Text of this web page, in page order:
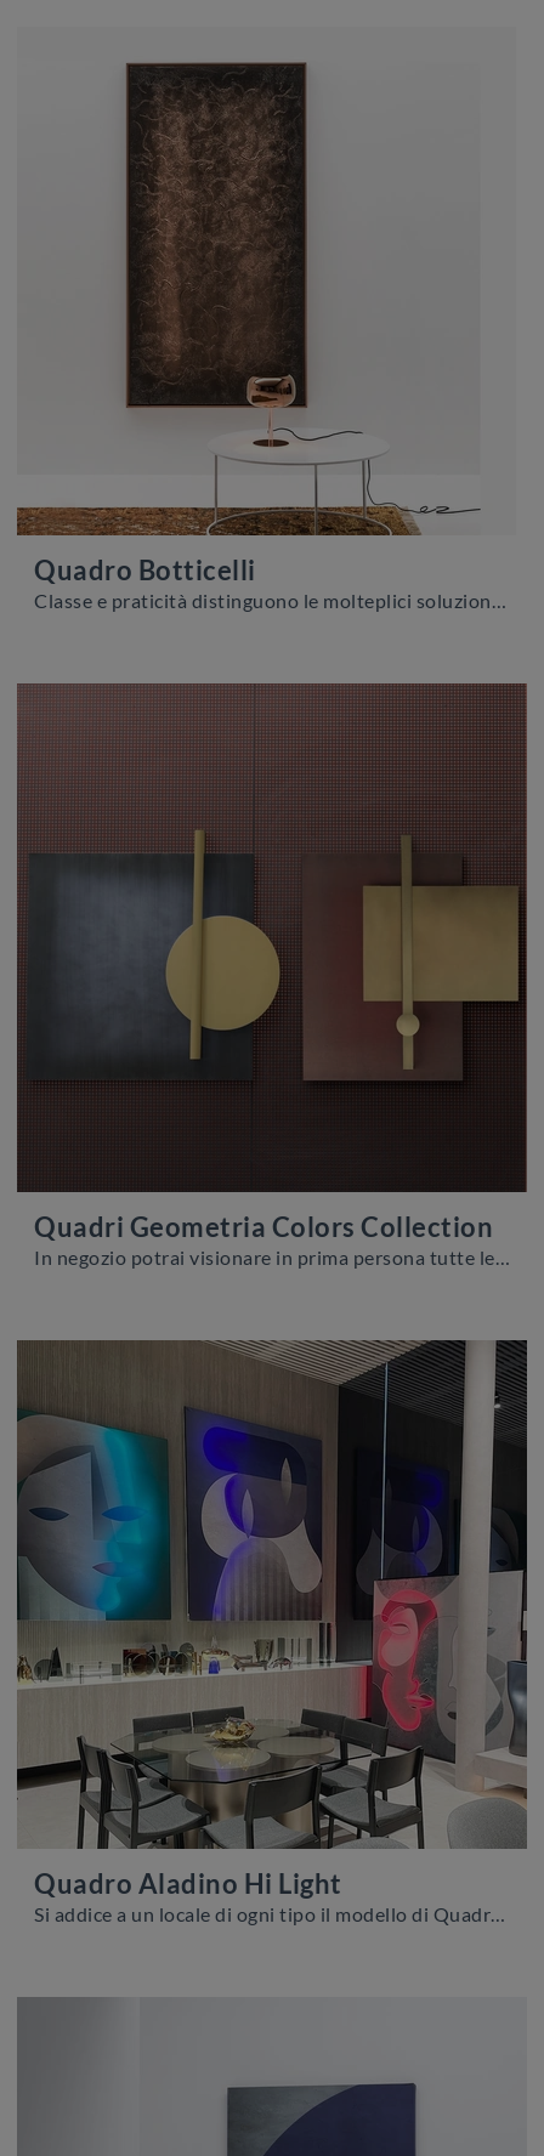
Quadro Botticelli
Classe e praticità distinguono le molteplici soluzioni della marca, tra cui questa soluzione di Quadro Botticelli di Adriani e Rossi in materico di ...
Quadri Geometria Colors Collection
In negozio potrai visionare in prima persona tutte le più esclusive composizioni del rinomato brand, tra cui trovi pure quelle complete di quadri ...
Quadro Aladino Hi Light
Si addice a un locale di ogni tipo il modello di Quadro Aladino Hi Light di Adriani e Rossi che vedi: completerà i mobili di casa coniugando ...